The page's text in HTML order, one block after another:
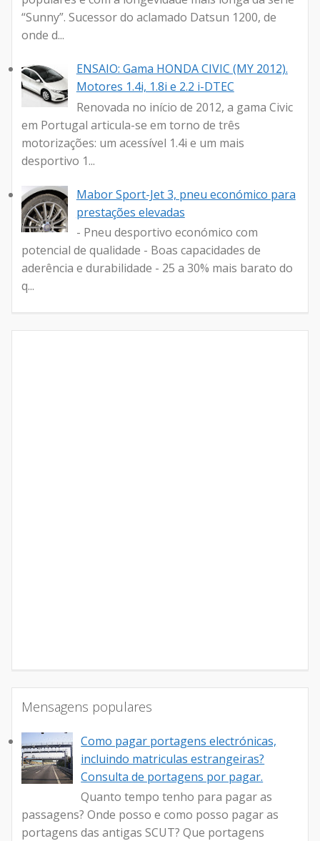
“Sunny”. Sucessor do aclamado Datsun 1200, de
onde d...
ENSAIO: Gama HONDA CIVIC (MY 2012).
Motores 1.4i, 1.8i e 2.2 i-DTEC
Renovada no início de 2012, a gama Civic
em Portugal articula-se em torno de três
motorizações: um acessível 1.4i e um mais
desportivo 1...
Mabor Sport-Jet 3, pneu económico para
prestações elevadas
- Pneu desportivo económico com
potencial de qualidade - Boas capacidades de
aderência e durabilidade - 25 a 30% mais barato do
q...
Mensagens populares
Como pagar portagens electrónicas,
incluindo matriculas estrangeiras?
Consulta de portagens por pagar.
Quanto tempo tenho para pagar as
passagens? Onde posso e como posso pagar as
portagens das antigas SCUT? Que portagens